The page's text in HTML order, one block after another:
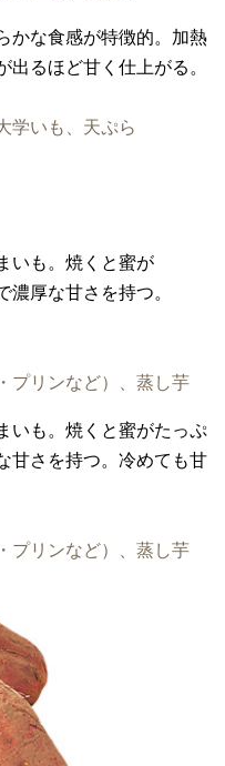
かな食感が特徴的。加熱
るほど甘く仕上がる。
学いも、天ぷら
いも。焼くと蜜が
濃厚な甘さを持つ。
プリンなど）、蒸し芋
いも。焼くと蜜がたっぷ
甘さを持つ。冷めても甘
プリンなど）、蒸し芋